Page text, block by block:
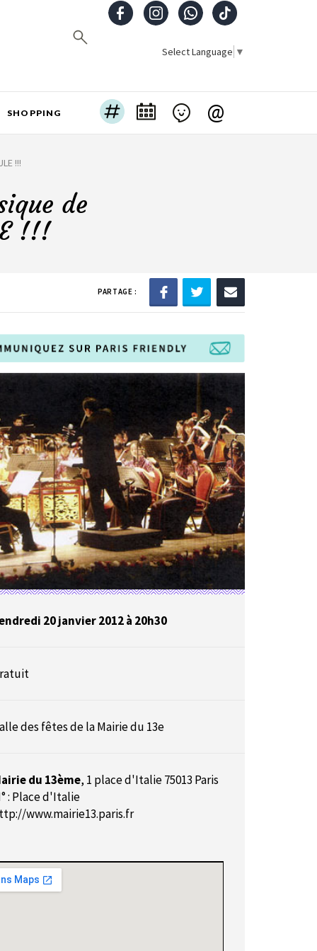
Select Language ▼
SHOPPING @
!!!
de
!!!
PARTAGE :
20 janvier 2012 à 20h30
des fêtes de la Mairie du 13e
du 13ème, 1 place d'Italie 75013 Paris
: Place d'Italie
www.mairie13.paris.fr